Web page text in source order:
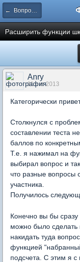
← Вопросы составления тестов
Расширить функции
Anry
11 окт 2013
Категорически
Столкнулся с
составлении теста
баллов по
Т.е. я нажимал на
выбирал вопрос и
что разные вопросы
участника.
Получилось
Конечно вы бы сразу
можно было сделать
накидать туда
функцией
подсчета. С этим я с